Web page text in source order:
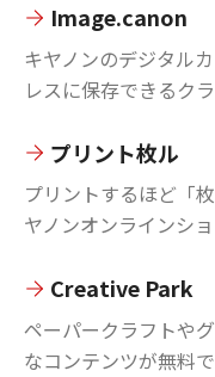
Image.canon
キヤノンのデジタル
レスに保存できるク
プリント枚ル
プリントするほど「
ヤノンオンラインシ
Creative Park
ペーパークラフトや
なコンテンツが無料